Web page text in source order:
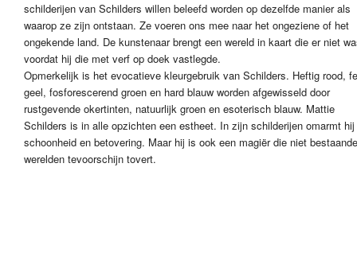
schilderijen van Schilders willen beleefd worden op dezelfde manier als
waarop ze zijn ontstaan. Ze voeren ons mee naar het ongeziene of het
ongekende land. De kunstenaar brengt een wereld in kaart die er niet
voordat hij die met verf op doek vastlegde.
Opmerkelijk is het evocatieve kleurgebruik van Schilders. Heftig rood,
geel, fosforescerend groen en hard blauw worden afgewisseld door
rustgevende okertinten, natuurlijk groen en esoterisch blauw. Mattie
Schilders is in alle opzichten een estheet. In zijn schilderijen omarmt hij
schoonheid en betovering. Maar hij is ook een magiër die niet bestaande
werelden tevoorschijn tovert.